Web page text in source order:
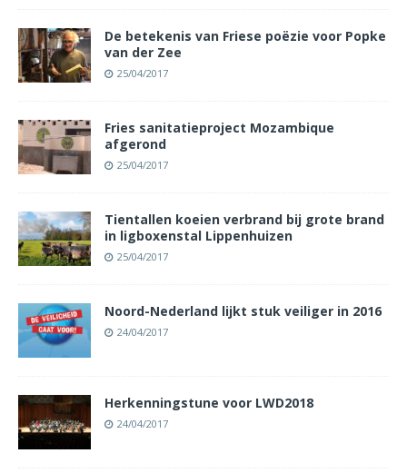
De betekenis van Friese poëzie voor Popke
van der Zee
25/04/2017
Fries sanitatieproject Mozambique
afgerond
25/04/2017
Tientallen koeien verbrand bij grote brand
in ligboxenstal Lippenhuizen
25/04/2017
Noord-Nederland lijkt stuk veiliger in 2016
24/04/2017
Herkenningstune voor LWD2018
24/04/2017